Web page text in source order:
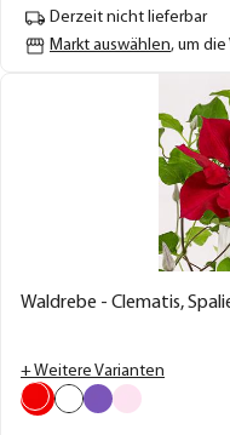
Derzeit nicht lieferbar
Markt auswählen, um
Waldrebe - Clematis,
+ Weitere Varianten